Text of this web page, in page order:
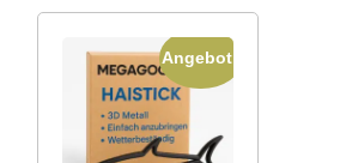
Angebot!